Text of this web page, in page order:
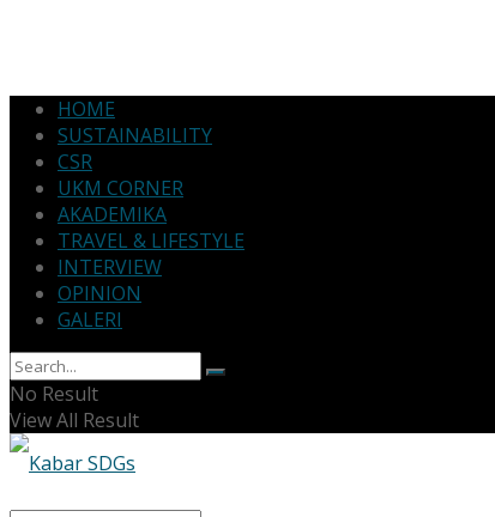
HOME
SUSTAINABILITY
CSR
UKM CORNER
AKADEMIKA
TRAVEL & LIFESTYLE
INTERVIEW
OPINION
GALERI
No Result
View All Result